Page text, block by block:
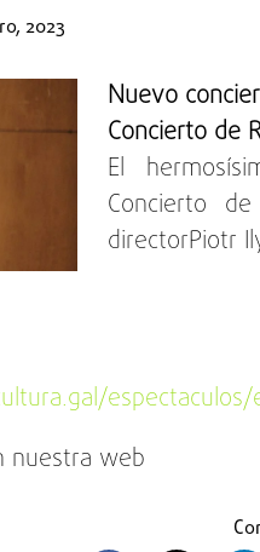
2023
Nuevo
Concierto de
El
Concierto
directorPiotr
nuestra web